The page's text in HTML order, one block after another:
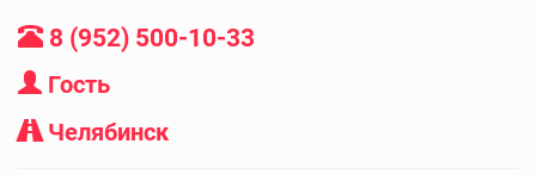
8 (952) 500-10-33
Гость
Челябинск